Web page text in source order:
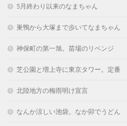
5月終わり以来のなまちゃん
巣鴨から大塚まで歩いてなまちゃん
神保町の第一旭。苗場のリベンジ
芝公園と増上寺に東京タワー。定番
北陸地方の梅雨明け宣言
なんか涼しい池袋。なか卯でうどん